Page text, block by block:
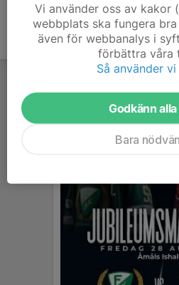
Vi använder oss av kakor
webbplats ska fungera
även för webbanalys i
förbättra våra
Så använder
Godkänn
Bara